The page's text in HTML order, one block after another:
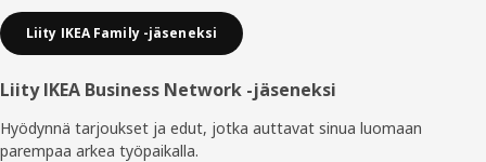
Liity IKEA Family -jäseneksi
Liity IKEA Business Network -jäseneksi
Hyödynnä tarjoukset ja edut, jotka auttavat sinua luomaan
parempaa arkea työpaikalla.